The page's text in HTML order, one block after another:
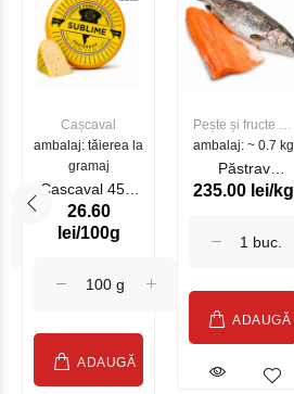
Cașcaval
ambalaj: tăierea la
gramaj
Cascaval 45%
Maasdam
Sublime Cow
26.60
lei/100g
ADAUGĂ
Pește și fructe de
mare
ambalaj: ~ 0.7 kg
Păstrav
Somonat
235.00 lei/kg
ADAUGĂ